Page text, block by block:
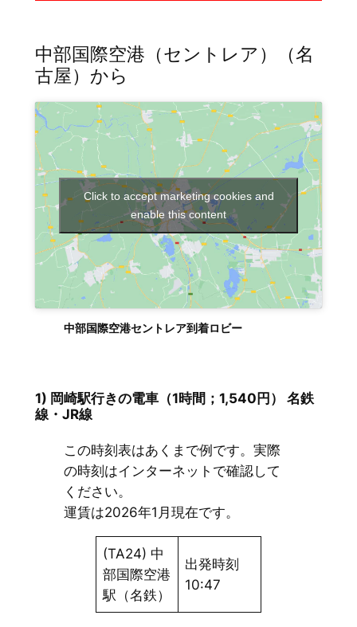
中部国際空港（セントレア）（名
古屋）から
Click to accept marketing cookies and
enable this content
中部国際空港セントレア到着ロビー
1) 岡崎駅行きの電車（1時間；1,540円） 名鉄
線・JR線
この時刻表はあくまで例です。実際
の時刻はインターネットで確認して
ください。
運賃は2026年1月現在です。
(TA24) 中
部国際空港
駅（名鉄）
出発時刻
10:47